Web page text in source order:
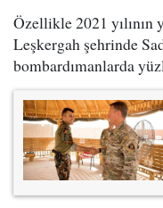
Özellikle 2021
Leşkergah şehrinde
bombardımanlarda